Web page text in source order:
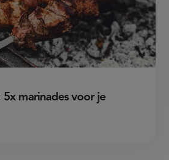
5x marinades voor je